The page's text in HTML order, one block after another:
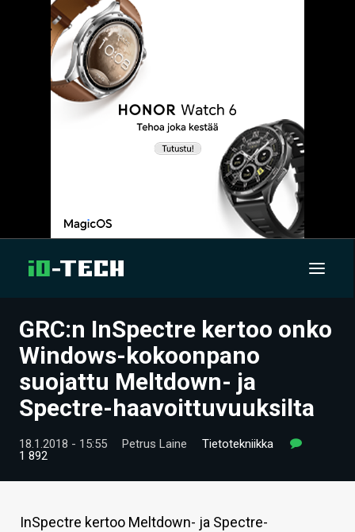
UUTISET
ARTIKKELIT
VIDEOT
TECHBBS
GRC:n InSpectre kertoo onko
Windows-kokoonpano
suojattu Meltdown- ja
Spectre-haavoittuvuuksilta
18.1.2018 - 15:55 Petrus Laine
Tietotekniikka
1 892
InSpectre kertoo Meltdown- ja Spectre-